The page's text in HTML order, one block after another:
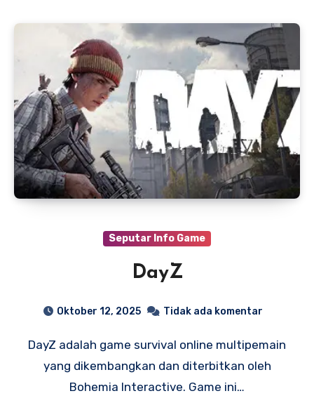
Seputar Info Game
DayZ
Oktober 12, 2025 Tidak ada komentar
DayZ adalah game survival online multipemain
yang dikembangkan dan diterbitkan oleh
Bohemia Interactive. Game ini…